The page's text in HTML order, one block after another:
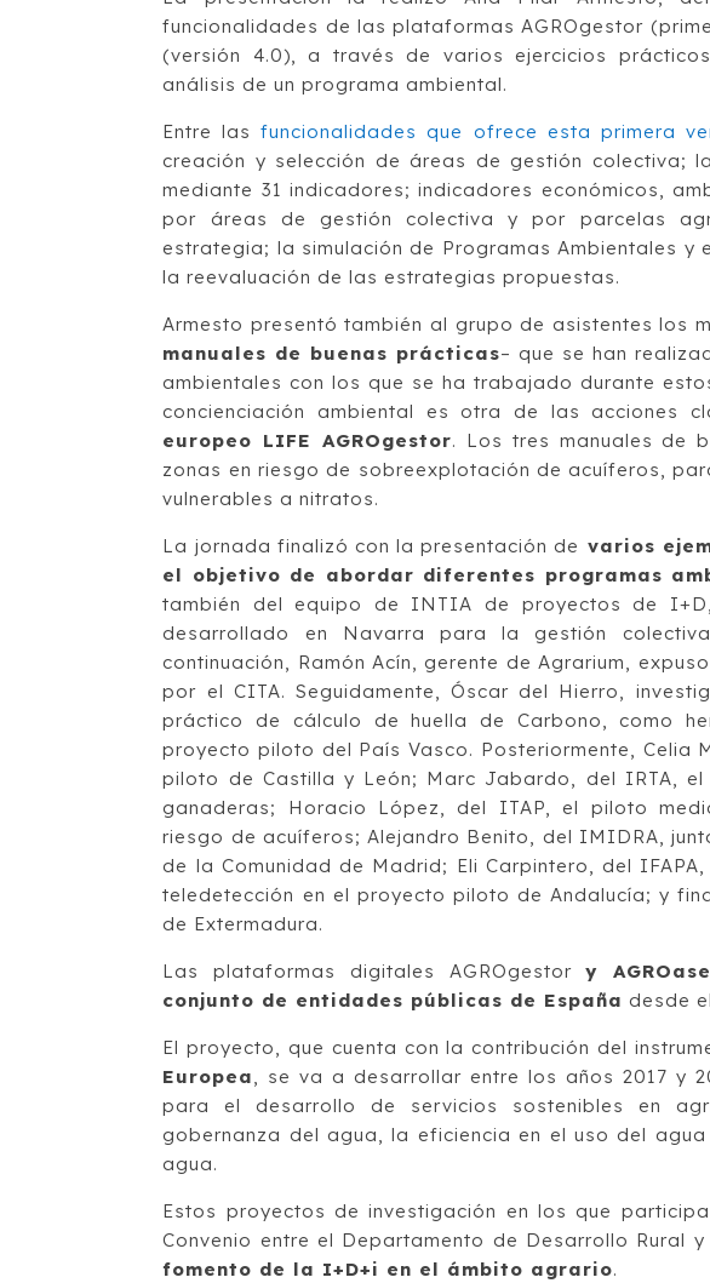
funcionalidades de las plataformas AGROgestor
(versión 4.0), a través de varios ejercicios
análisis de un programa ambiental.
Entre las funcionalidades que ofrece esta primera
creación y selección de áreas de gestión colectiva;
mediante 31 indicadores; indicadores económicos,
por áreas de gestión colectiva y por parcelas
estrategia; la simulación de Programas Ambientales
la reevaluación de las estrategias propuestas.
Armesto presentó también al grupo de asistentes los
manuales de buenas prácticas– que se han
ambientales con los que se ha trabajado durante
concienciación ambiental es otra de las acciones
europeo LIFE AGROgestor. Los tres manuales de
zonas en riesgo de sobreexplotación de acuíferos,
vulnerables a nitratos.
La jornada finalizó con la presentación de varios
el objetivo de abordar diferentes programas
también del equipo de INTIA de proyectos de
desarrollado en Navarra para la gestión
continuación, Ramón Acín, gerente de Agrarium,
por el CITA. Seguidamente, Óscar del Hierro,
práctico de cálculo de huella de Carbono, como
proyecto piloto del País Vasco. Posteriormente, Celia
piloto de Castilla y León; Marc Jabardo, del IRTA, el
ganaderas; Horacio López, del ITAP, el piloto
riesgo de acuíferos; Alejandro Benito, del IMIDRA,
de la Comunidad de Madrid; Eli Carpintero, del
teledetección en el proyecto piloto de Andalucía; y
de Extermadura.
Las plataformas digitales AGROgestory
conjunto de entidades públicas de España desde
El proyecto, que cuenta con la contribución del
Europea, se va a desarrollar entre los años 2017 y
para el desarrollo de servicios sostenibles en
gobernanza del agua, la eficiencia en el uso del
agua.
Estos proyectos de investigación en los que
Convenio entre el Departamento de Desarrollo Rural
fomento de la I+D+i en el ámbito agrario.